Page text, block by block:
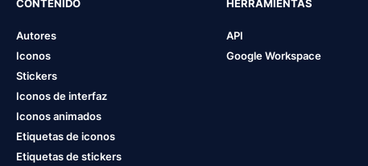
CONTENIDO
Autores
Iconos
Stickers
Iconos de interfaz
Iconos animados
Etiquetas de iconos
Etiquetas de stickers
HERRAMIENTAS
API
Google Workspace